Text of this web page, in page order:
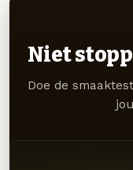
Niet
Doe de